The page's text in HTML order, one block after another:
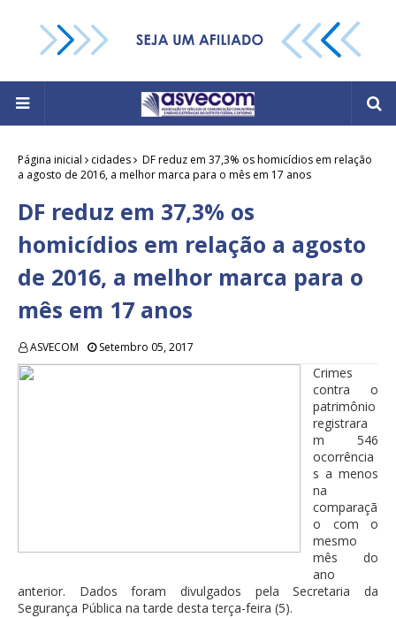
Página inicial cidades
DF reduz em 37,3% os homicídios em relação
a agosto de 2016, a melhor marca para o mês em 17 anos
DF reduz em 37,3% os
homicídios em relação a agosto
de 2016, a melhor marca para o
mês em 17 anos
ASVECOM Setembro 05, 2017
Crimes
contra o
patrimônio
registrara
m 546
ocorrência
s a menos
na
comparaçã
o com o
mesmo
mês do
ano
anterior. Dados foram divulgados pela Secretaria da
Segurança Pública na tarde desta terça-feira (5).